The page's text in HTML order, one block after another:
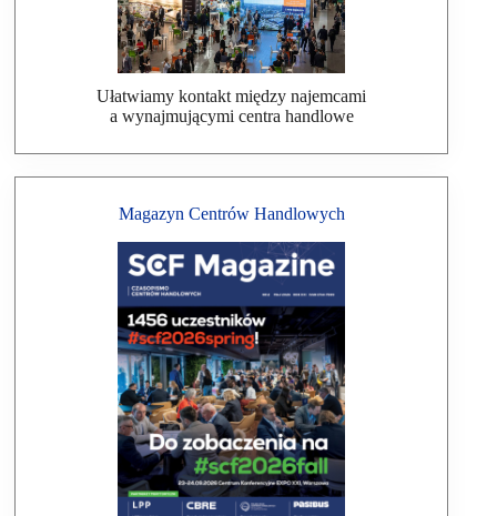
Ułatwiamy kontakt między najemcami
a wynajmującymi centra handlowe
Magazyn Centrów Handlowych